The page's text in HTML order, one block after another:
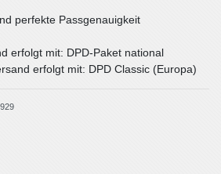
perfekte Passgenauigkeit
erfolgt mit: DPD-Paket national
erfolgt mit: DPD Classic (Europa)